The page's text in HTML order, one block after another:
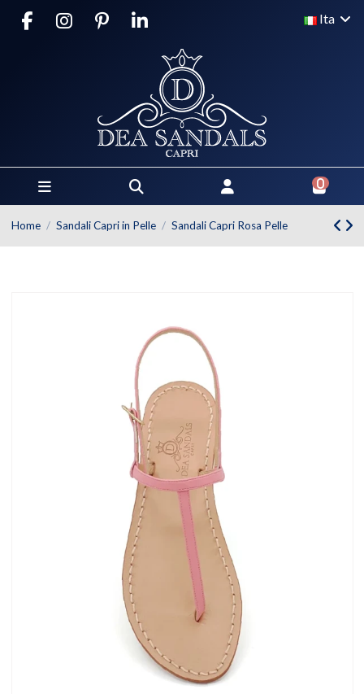
Ita
0
Home Sandali Capri in Pelle Sandali Capri Rosa Pelle